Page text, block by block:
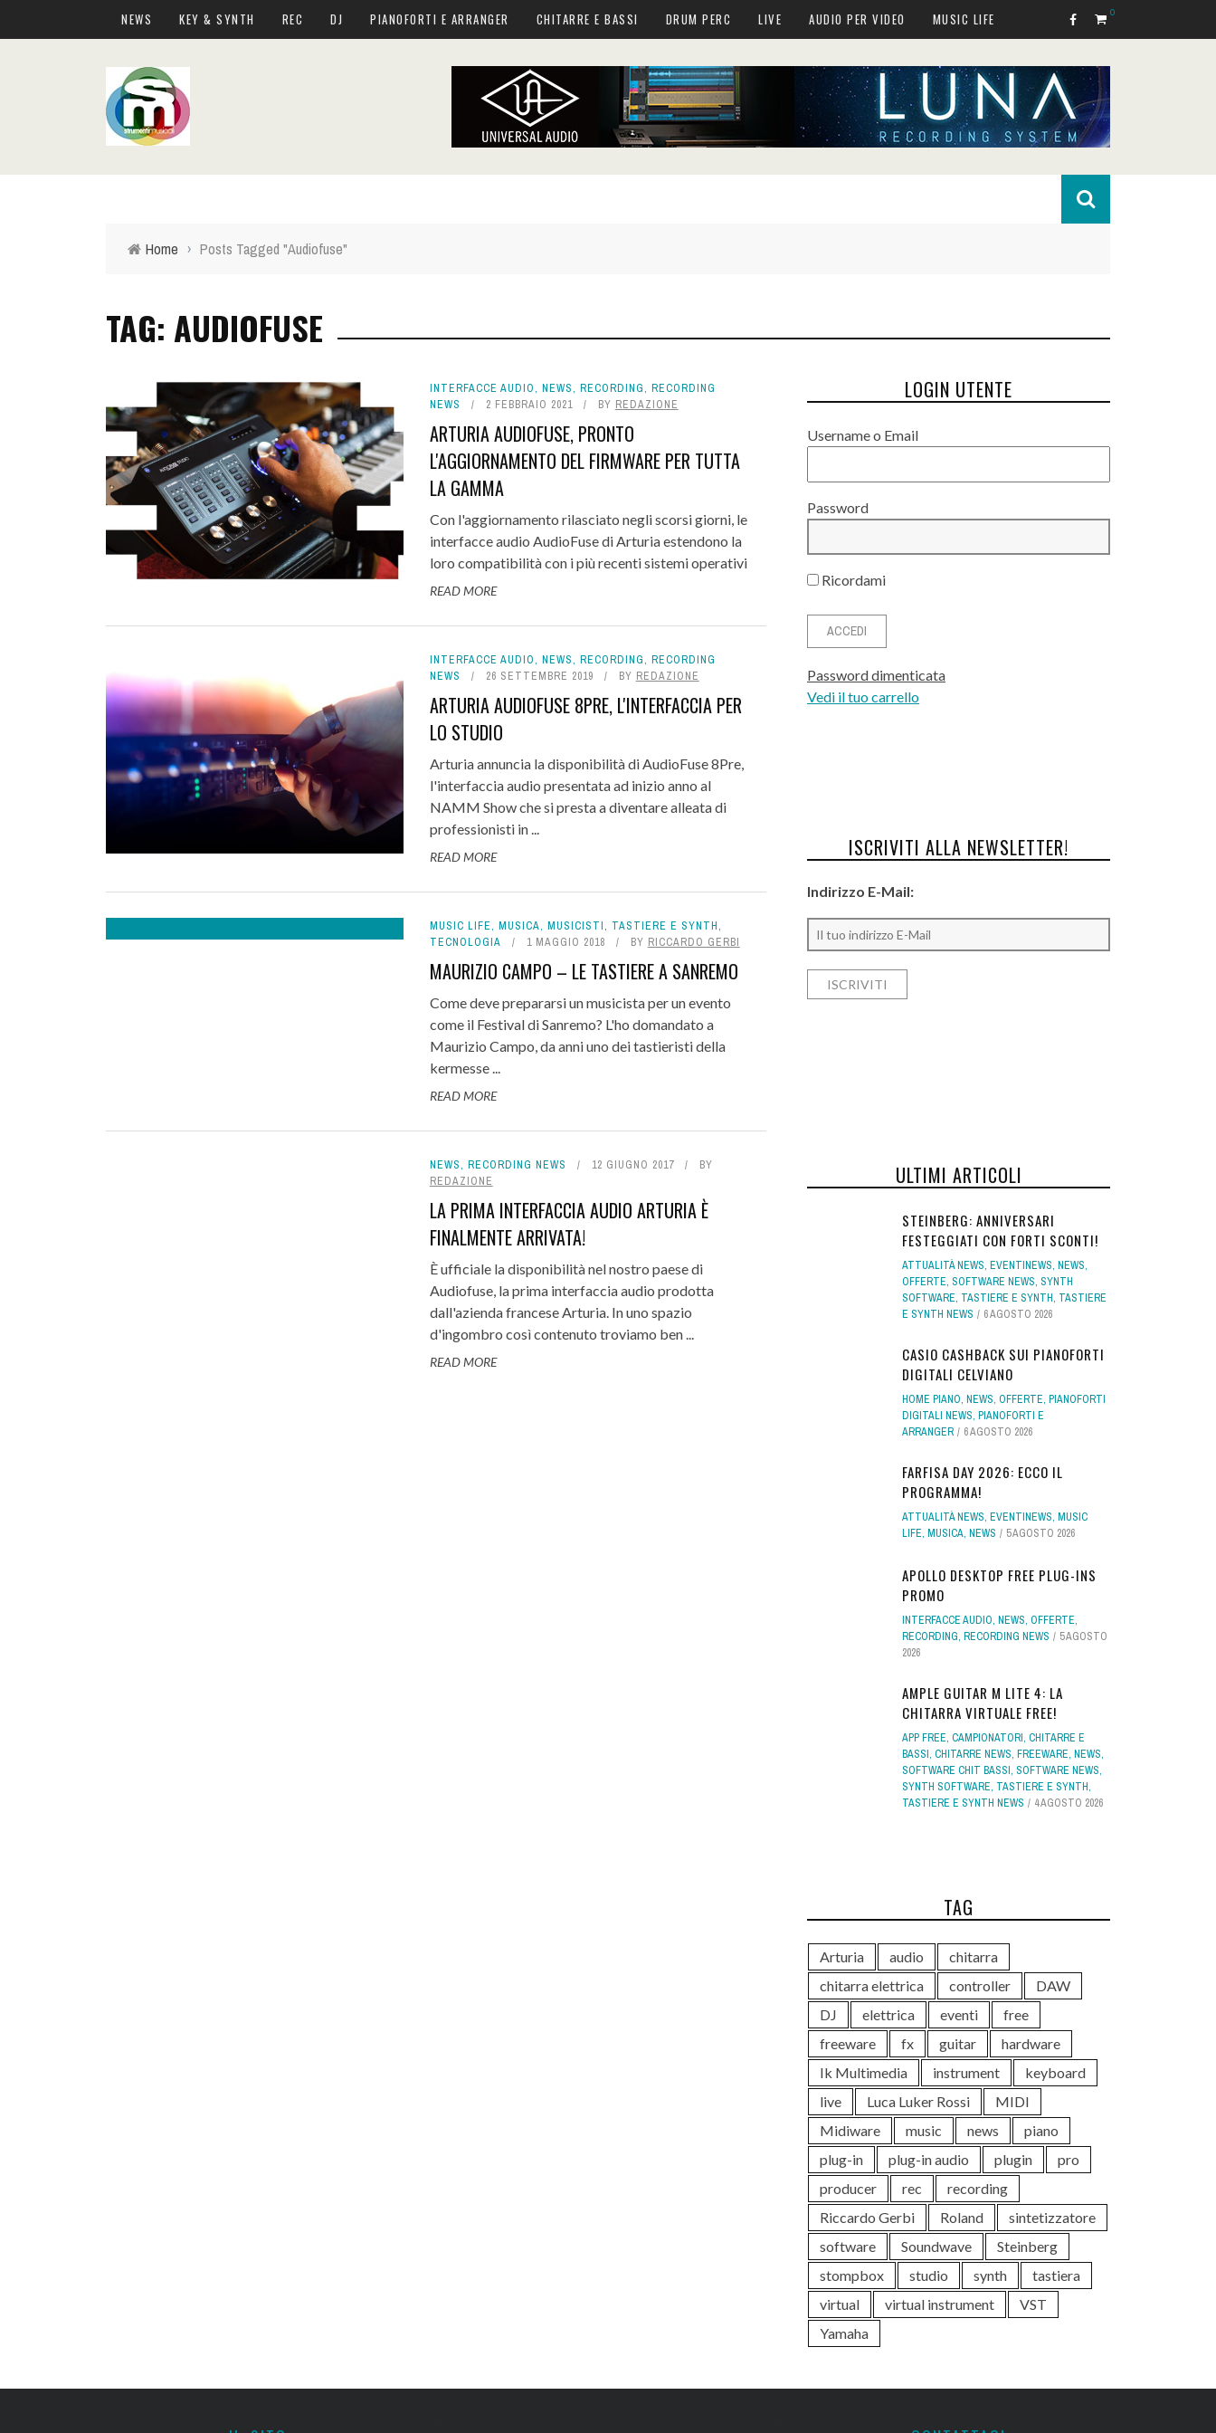
NEWS KEY & SYNTH REC DJ PIANOFORTI E ARRANGER CHITARRE E BASSI DRUM PERC LIVE AUDIO PER VIDEO MUSIC LIFE 0
Home › Posts Tagged "Audiofuse"
TAG: AUDIOFUSE
INTERFACCE AUDIO, NEWS, RECORDING, RECORDING
NEWS
2 FEBBRAIO 2021 BY REDAZIONE
ARTURIA AUDIOFUSE, PRONTO
L'AGGIORNAMENTO DEL FIRMWARE PER TUTTA
LA GAMMA
Con l'aggiornamento rilasciato negli scorsi giorni, le
interfacce audio AudioFuse di Arturia estendono la
loro compatibilità con i più recenti sistemi operativi
READ MORE
INTERFACCE AUDIO, NEWS, RECORDING, RECORDING
NEWS
26 SETTEMBRE 2019 BY REDAZIONE
ARTURIA AUDIOFUSE 8PRE, L'INTERFACCIA PER
LO STUDIO
Arturia annuncia la disponibilità di AudioFuse 8Pre,
l'interfaccia audio presentata ad inizio anno al
NAMM Show che si presta a diventare alleata di
professionisti in ...
READ MORE
MUSIC LIFE, MUSICA, MUSICISTI, TASTIERE E SYNTH,
TECNOLOGIA
1 MAGGIO 2018 BY RICCARDO GERBI
MAURIZIO CAMPO – LE TASTIERE A SANREMO
Come deve prepararsi un musicista per un evento
come il Festival di Sanremo? L'ho domandato a
Maurizio Campo, da anni uno dei tastieristi della
kermesse ...
READ MORE
NEWS, RECORDING NEWS 12 GIUGNO 2017
BY
REDAZIONE
LA PRIMA INTERFACCIA AUDIO ARTURIA È
FINALMENTE ARRIVATA!
È ufficiale la disponibilità nel nostro paese di
Audiofuse, la prima interfaccia audio prodotta
dall'azienda francese Arturia. In uno spazio
d'ingombro così contenuto troviamo ben ...
READ MORE
LOGIN UTENTE
Username o Email
Password
Ricordami
Password dimenticata
Vedi il tuo carrello
ISCRIVITI ALLA NEWSLETTER!
Indirizzo E-Mail:
ULTIMI ARTICOLI
STEINBERG: ANNIVERSARI
FESTEGGIATI CON FORTI SCONTI!
ATTUALITÀ NEWS, EVENTINEWS, NEWS,
OFFERTE, SOFTWARE NEWS, SYNTH
SOFTWARE, TASTIERE E SYNTH, TASTIERE
E SYNTH NEWS
6 AGOSTO 2026
CASIO CASHBACK SUI PIANOFORTI
DIGITALI CELVIANO
HOME PIANO, NEWS, OFFERTE, PIANOFORTI
DIGITALI NEWS, PIANOFORTI E
ARRANGER
6 AGOSTO 2026
FARFISA DAY 2026: ECCO IL
PROGRAMMA!
ATTUALITÀ NEWS, EVENTINEWS, MUSIC
LIFE, MUSICA, NEWS 5 AGOSTO 2026
APOLLO DESKTOP FREE PLUG-INS
PROMO
INTERFACCE AUDIO, NEWS, OFFERTE,
RECORDING, RECORDING NEWS
5 AGOSTO
2026
AMPLE GUITAR M LITE 4: LA
CHITARRA VIRTUALE FREE!
APP FREE, CAMPIONATORI, CHITARRE E
BASSI, CHITARRE NEWS, FREEWARE, NEWS,
SOFTWARE CHIT BASSI, SOFTWARE NEWS,
SYNTH SOFTWARE, TASTIERE E SYNTH,
TASTIERE E SYNTH NEWS
4 AGOSTO 2026
TAG
Arturia audio
chitarra
chitarra elettrica
controller
DAW
DJ
elettrica eventi
free
freeware
fx guitar
hardware
Ik Multimedia
instrument
keyboard
live
Luca Luker Rossi
MIDI
Midiware
music news
piano
plug-in
plug-in audio plugin
pro
producer
rec
recording
Riccardo Gerbi
Roland
sintetizzatore
software
Soundwave
Steinberg
stompbox
studio synth
tastiera
virtual
virtual instrument
VST
Yamaha